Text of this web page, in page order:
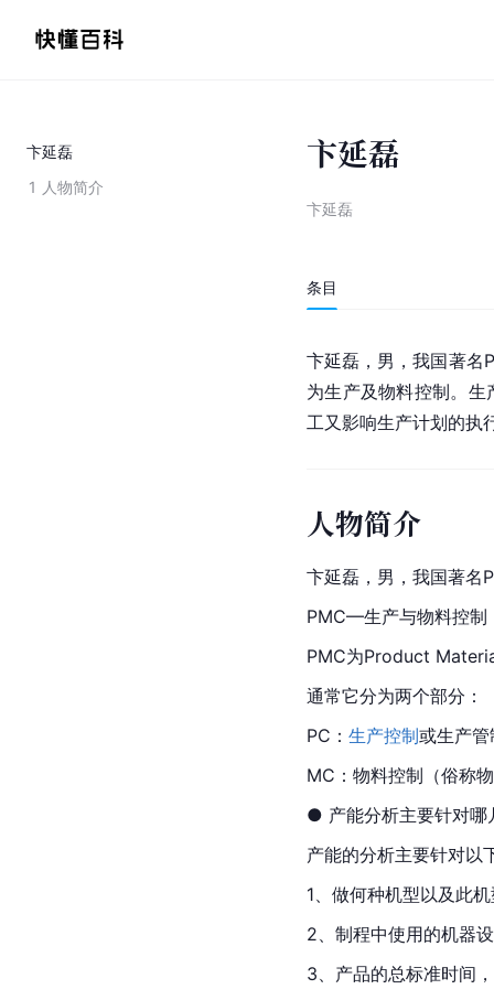
卞延磊
1 人物简介
卞延磊
卞延磊
条目
卞延磊，男，我国著名
为生产及物料控制。
工又影响生产计划的执
人物简介
卞延磊，男，我国著名
PMC—生产与物料控制
PMC为Product
通常它分为两个部分：
PC： 生产控制或生产
MC：物料控制（俗称
● 产能分析主要针对哪
产能的分析主要针对以
1、做何种机型以及此
2、制程中使用的机器
3、产品的总标准时间